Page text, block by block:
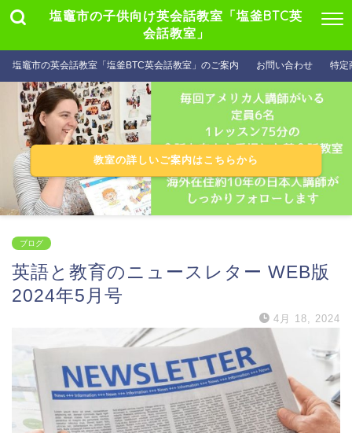
塩竈市の子供向け英会話教室「塩釜BTC英
会話教室」
塩竈市の英会話教室「塩釜BTC英会話教室」のご案内 お問い合わせ 特定
教室の詳しいご案内はこちらから
ブログ
英語と教育のニュースレター WEB版
2024年5月号
4月 18, 2024